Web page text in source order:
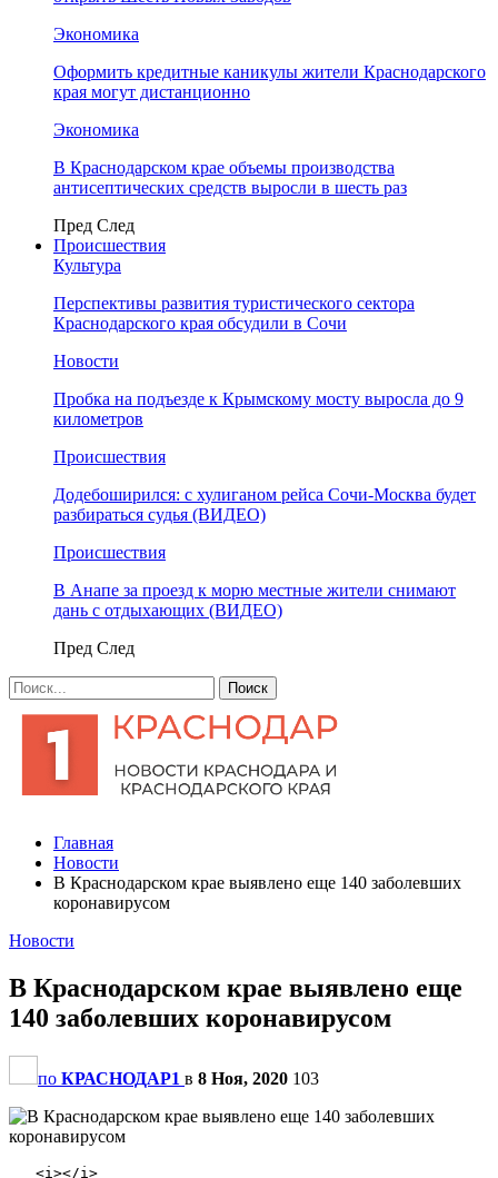
Экономика
Оформить кредитные каникулы жители Краснодарского
края могут дистанционно
Экономика
В Краснодарском крае объемы производства
антисептических средств выросли в шесть раз
Пред След
Происшествия
Культура
Перспективы развития туристического сектора
Краснодарского края обсудили в Сочи
Новости
Пробка на подъезде к Крымскому мосту выросла до 9
километров
Происшествия
Додебоширился: с хулиганом рейса Сочи-Москва будет
разбираться судья (ВИДЕО)
Происшествия
В Анапе за проезд к морю местные жители снимают
дань с отдыхающих (ВИДЕО)
Пред След
Главная
Новости
В Краснодарском крае выявлено еще 140 заболевших
коронавирусом
Новости
В Краснодарском крае выявлено еще
140 заболевших коронавирусом
по КРАСНОДАР1 в 8 Ноя, 2020 103